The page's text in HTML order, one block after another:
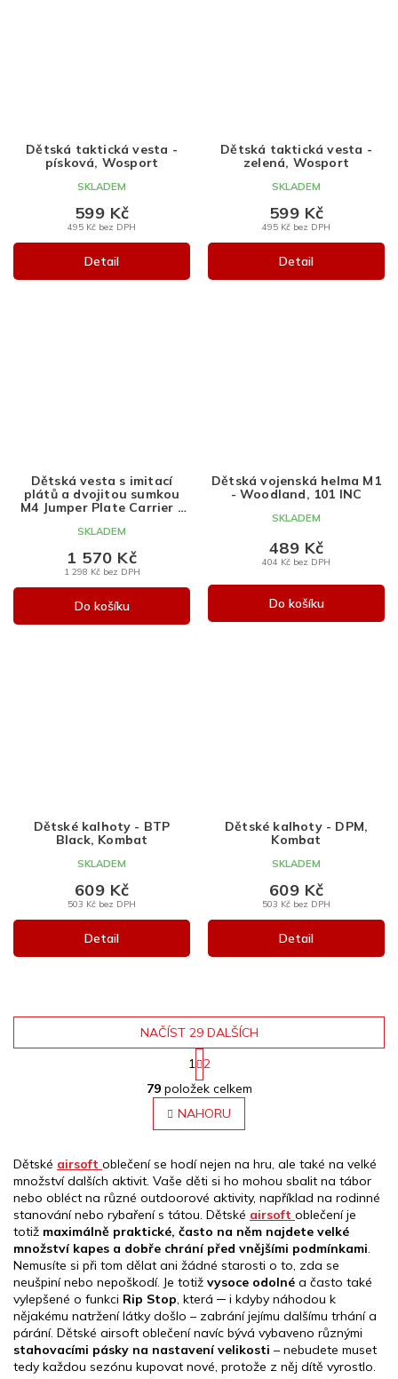
Dětská taktická vesta -
písková, Wosport
SKLADEM
495 Kč bez DPH
599 Kč
Detail
Dětská taktická vesta -
zelená, Wosport
SKLADEM
495 Kč bez DPH
599 Kč
Detail
Dětská vesta s imitací
plátů a dvojitou sumkou
M4 Jumper Plate Carrier -
Gear
SKLADEM
1 298 Kč bez DPH
1 570 Kč
Do košíku
Dětská vojenská helma M1
- Woodland, 101 INC
SKLADEM
404 Kč bez DPH
489 Kč
Do košíku
Dětské kalhoty - BTP
Black, Kombat
SKLADEM
503 Kč bez DPH
609 Kč
Detail
Dětské kalhoty - DPM,
Kombat
SKLADEM
503 Kč bez DPH
609 Kč
Detail
O
v
l
á
a
c
í
p
r
v
k
y
v
ý
p
i
s
NAČÍST 29 DALŠÍCH
S
t
r
o
v
á
n
í
1 2
79položek celkem
NAHORU
Dětské airsoft oblečení se hodí nejen na hru, ale také na velké
množství dalších aktivit. Vaše děti si ho mohou sbalit na tábor
nebo obléct na různé outdoorové aktivity, například na rodinné
stanování nebo rybaření s tátou. Dětské airsoft oblečení je
totiž maximálně praktické, často na něm najdete velké
množství kapes a dobře chrání před vnějšími podmínkami
Nemusíte si při tom dělat ani žádné starosti o to, zda se
neušpiní nebo nepoškodí. Je totiž vysoce odolné a často také
vylepšené o funkci Rip Stop , která ─ i kdyby náhodou k
nějakému natržení látky došlo – zabrání jejímu dalšímu trhání a
párání. Dětské airsoft oblečení navíc bývá vybaveno různými
stahovacími pásky na nastavení velikosti – nebudete muset
tedy každou sezónu kupovat nové, protože z něj dítě vyrostlo.